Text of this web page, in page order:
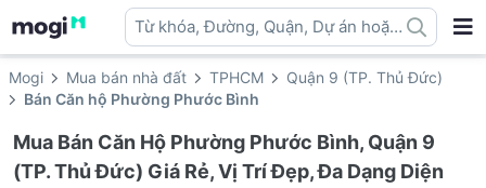
Từ khóa, Đường, Quận, Dự án hoặc
địa danh ...
Mogi Mua bán nhà đất TPHCM
Quận 9 (TP. Thủ Đức)
Bán Căn hộ Phường Phước Bình
Mua Bán Căn Hộ Phường Phước Bình, Quận 9
(TP. Thủ Đức) Giá Rẻ, Vị Trí Đẹp, Đa Dạng Diện